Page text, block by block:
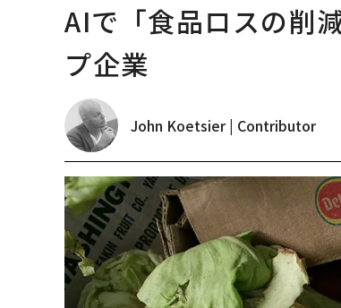
AIで「食品ロスの削
プ企業
John Koetsier | Contributor